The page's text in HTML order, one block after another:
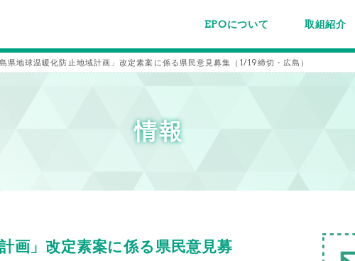
EPOについて
EPOちゅうごくについて
事業内容
スタッフ紹介
施設案内/利用案内
取組紹介
パートナーシ
主催事業報告
各種事例
メールマガジン
メルマガ登録
県地球温暖化防止地域計画」改定素案に係る県民意見募集（1/19締切・広島）
情報
画」改定素案に係る県民意見募